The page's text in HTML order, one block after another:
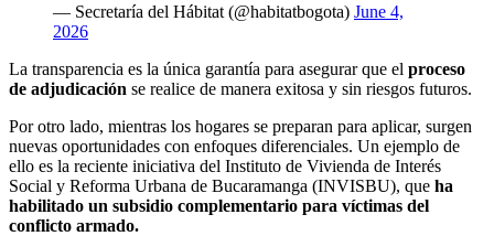
— Secretaría del Hábitat (@habitatbogota) June 4,
2026
La transparencia es la única garantía para asegurar que el proceso
de adjudicación se realice de manera exitosa y sin riesgos futuros.
Por otro lado, mientras los hogares se preparan para aplicar, surgen
nuevas oportunidades con enfoques diferenciales. Un ejemplo de
ello es la reciente iniciativa del Instituto de Vivienda de Interés
Social y Reforma Urbana de Bucaramanga (INVISBU), que ha
habilitado un subsidio complementario para víctimas del
conflicto armado.